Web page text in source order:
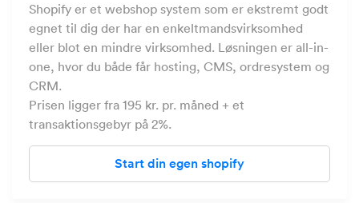
Shopify er et webshop system som er ekstremt godt
egnet til dig der har en enkeltmandsvirksomhed
eller blot en mindre virksomhed. Løsningen er all-in-
one, hvor du både får hosting, CMS, ordresystem og
CRM.
Prisen ligger fra 195 kr. pr. måned + et
transaktionsgebyr på 2%.
Start din egen shopify